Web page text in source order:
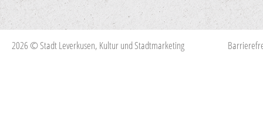
2026 © Stadt Leverkusen, Kultur und Stadtmarketing